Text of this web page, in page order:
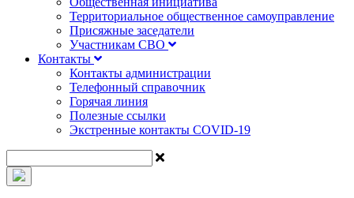
Территориальное общественное самоуправление
Присяжные заседатели
Участникам СВО
Контакты
Контакты администрации
Телефонный справочник
Горячая линия
Полезные ссылки
Экстренные контакты COVID-19